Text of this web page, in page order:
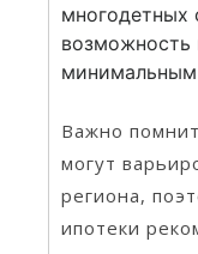
многодетных
возможность
минимальным
Важно
могут
региона,
ипотеки